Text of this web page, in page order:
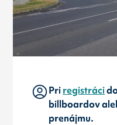
Priregistráci
billboardov
prenájmu.